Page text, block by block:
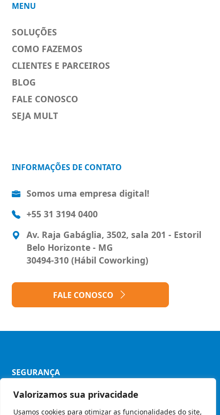
Valorizamos sua privacidade
Usamos cookies para otimizar as funcionalidades do site,
MENU
SOLUÇÕES
COMO FAZEMOS
CLIENTES E PARCEIROS
BLOG
FALE CONOSCO
SEJA MULT
INFORMAÇÕES DE CONTATO
Somos uma empresa digital!
+55 31 3194 0400
Av. Raja Gabáglia, 3502, sala 201 - Estoril
Belo Horizonte - MG
30494-310 (Hábil Coworking)
FALE CONOSCO
SEGURANÇA
Política de Privacidade